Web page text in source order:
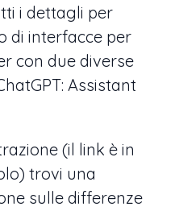
i dettagli per
di interfacce per
con due diverse
Assistant
(il link è in
trovi una
sulle differenze